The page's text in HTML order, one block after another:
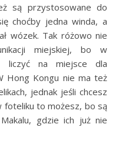
są przystosowane do
choćby jedna winda, a
wózek. Tak różowo nie
miejskiej, bo w
liczyć na miejsce dla
Hong Kongu nie ma też
jednak jeśli chcesz
foteliku to możesz, bo są
gdzie ich już nie